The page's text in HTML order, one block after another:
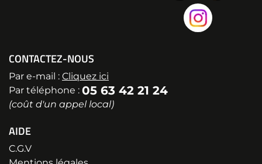
CONTACTEZ-NOUS
Par e-mail : Cliquez ici
Par téléphone : 05 63 42 21 24
(coût d'un appel local)
AIDE
C.G.V